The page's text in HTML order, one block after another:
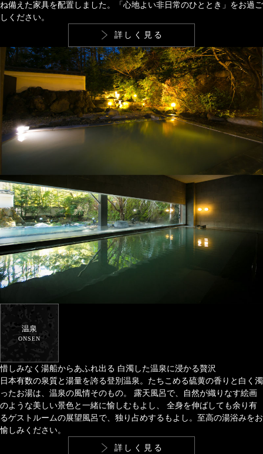
ね備えた家具を配置しました。「心地よい非日常のひととき」をお過ご
しください。
詳しく見る
温泉
ONSEN
惜しみなく湯船からあふれ出る 白濁した温泉に浸かる贅沢
日本有数の泉質と湯量を誇る登別温泉。たちこめる硫黄の香りと白く濁
ったお湯は、温泉の風情そのもの。
露天風呂で、自然が織りなす絵画
のような美しい景色と一緒に愉しむもよし、
全身を伸ばしても余り有
るゲストルームの展望風呂で、独り占めするもよし。至高の湯浴みをお
愉しみください。
詳しく見る